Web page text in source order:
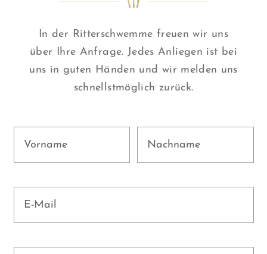
In der Ritterschwemme freuen wir uns
über Ihre Anfrage. Jedes Anliegen ist bei
uns in guten Händen und wir melden uns
schnellstmöglich zurück.